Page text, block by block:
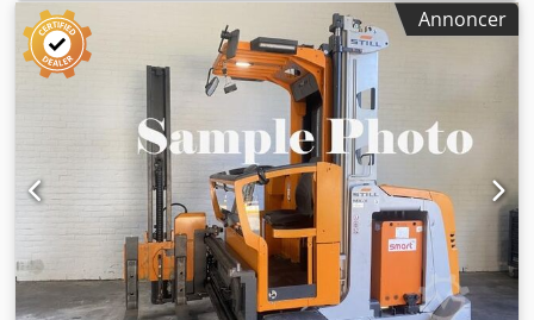
Cjdpeycinzsfx Ab Toha - Løftehøjde: 7.460 mm - Frihøjde:
3.900 mm - Friløft: 0 mm - Gaffellængde: 1.190 mm -
Maksimal gaffelbredde: 680 mm - Minimal gaffelbredde:
250 mm - Udstyr: Ikke-mærkende dæk, Halvkabine - Mast:
Triplex - Drivmiddel: Elektrisk - Fabrikat/type: 6 PzS 840 -
Batteriets årgang: 2018 - Kapacitet: 840 Ah -
Batterispænding: 48V - Transportmål: 2.550 mm x 1.600
mm x 3.900 mm (l x b x h) - Transportvægt: 7.100 kg - Antal
transportpakker: 1 Finansielle oplysninger Moms: Den
angivne pris er ekskl. moms Moms/fradragsret: Moms kan
fradrages for virksomheder Levering og bytte er til enhver
tid muligt for alt indenfor industrisektoren Tess van den
Boom
Annoncer